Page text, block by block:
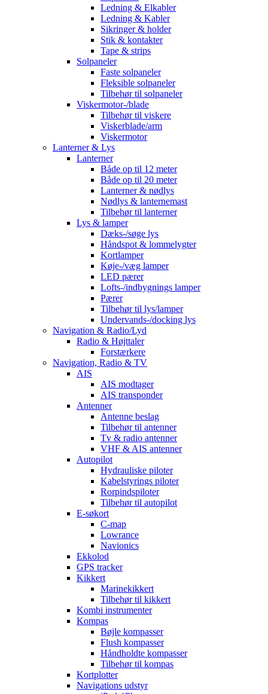
Ledning & Elkabler
Ledning & Kabler
Sikringer & holder
Stik & kontakter
Tape & strips
Solpaneler
Faste solpaneler
Fleksible solpaneler
Tilbehør til solpaneler
Viskermotor-/blade
Tilbehør til viskere
Viskerblade/arm
Viskermotor
Lanterner & Lys
Lanterner
Både op til 12 meter
Både op til 20 meter
Lanterner & nødlys
Nødlys & lanternemast
Tilbehør til lanterner
Lys & lamper
Dæks-/søge lys
Håndspot & lommelygter
Kortlamper
Køje-/væg lamper
LED pærer
Lofts-/indbygnings lamper
Pærer
Tilbehør til lys/lamper
Undervands-/docking lys
Navigation & Radio/Lyd
Radio & Højttaler
Forstærkere
Navigation, Radio & TV
AIS
AIS modtager
AIS transponder
Antenner
Antenne beslag
Tilbehør til antenner
Tv & radio antenner
VHF & AIS antenner
Autopilot
Hydrauliske piloter
Kabelstyrings piloter
Rorpindspiloter
Tilbehør til autopilot
E-søkort
C-map
Lowrance
Navionics
Ekkolod
GPS tracker
Kikkert
Marinekikkert
Tilbehør til kikkert
Kombi instrumenter
Kompas
Bøjle kompasser
Flush kompasser
Håndholdte kompasser
Tilbehør til kompas
Kortplotter
Navigations udstyr